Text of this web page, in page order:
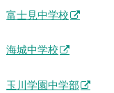
富士見中学校
海城中学校
玉川学園中学部